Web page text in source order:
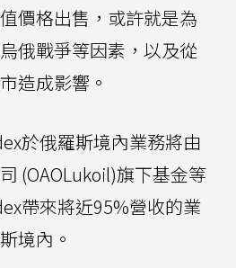
價格出售，或許就是為
俄戰爭等因素，以及從
造成影響。
於俄羅斯境內業務將由
(OAOLukoil)旗下基金等
帶來將近95%營收的業
境內。